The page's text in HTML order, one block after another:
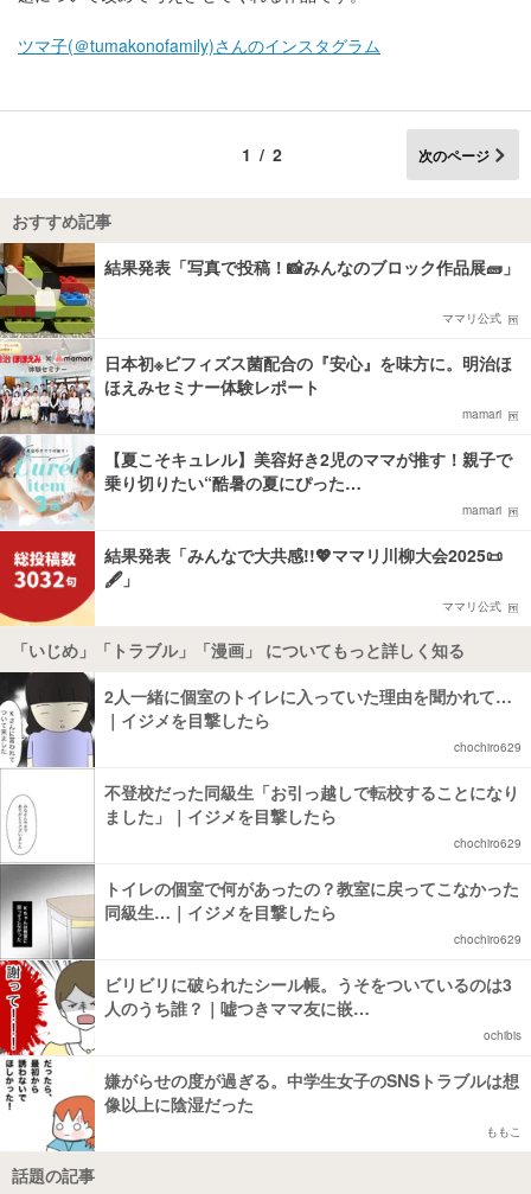
ツマ子(＠tumakonofamily)さんのインスタグラム
1/2 次のページ
おすすめ記事
結果発表「写真で投稿！📸みんなのブロック作品展🧱」
ママリ公式
日本初※ビフィズス菌配合の『安心』を味方に。明治ほ
ほえみセミナー体験レポート
mamari
【夏こそキュレル】美容好き2児のママが推す！親子で
乗り切りたい“酷暑の夏にぴった…
mamari
結果発表「みんなで大共感!!💖ママリ川柳大会2025📜
🖋️」
ママリ公式
「いじめ」「トラブル」「漫画」 についてもっと詳しく知る
2人一緒に個室のトイレに入っていた理由を聞かれて…
｜イジメを目撃したら
chochiro629
不登校だった同級生「お引っ越しで転校することになり
ました」｜イジメを目撃したら
chochiro629
トイレの個室で何があったの？教室に戻ってこなかった
同級生…｜イジメを目撃したら
chochiro629
ビリビリに破られたシール帳。うそをついているのは3
人のうち誰？｜嘘つきママ友に嵌…
ochibis
嫌がらせの度が過ぎる。中学生女子のSNSトラブルは想
像以上に陰湿だった
ももこ
話題の記事